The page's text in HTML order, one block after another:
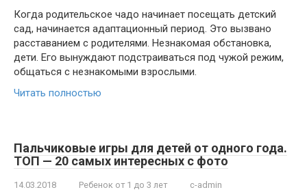
Когда родительское чадо начинает посещать детский
сад, начинается адаптационный период. Это вызвано
расставанием с родителями. Незнакомая обстановка,
дети. Его вынуждают подстраиваться под чужой режим,
общаться с незнакомыми взрослыми.
Читать полностью
Пальчиковые игры для детей от одного года.
ТОП — 20 самых интересных с фото
14.03.2018 Ребенок от 1 до 3 лет
c-admin